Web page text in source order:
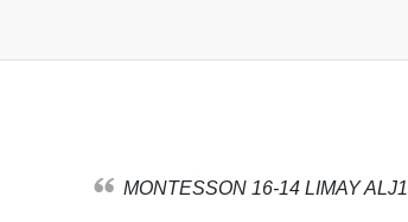
MONTESSON 16-14 LIMAY ALJ1